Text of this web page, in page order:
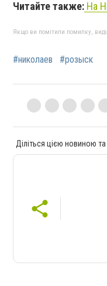
Читайте также: На
Якщо ви помітили помилку,
#николаев #розыск
Діліться цією новиною